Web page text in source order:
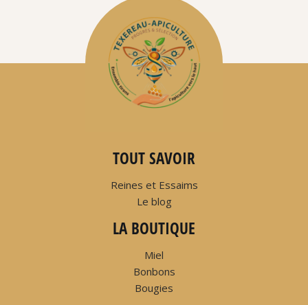
TOUT SAVOIR
Reines et Essaims
Le blog
LA BOUTIQUE
Miel
Bonbons
Bougies